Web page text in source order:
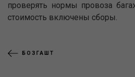
проверять нормы провоза
стоимость включены сборы.
БОЗГАШТ